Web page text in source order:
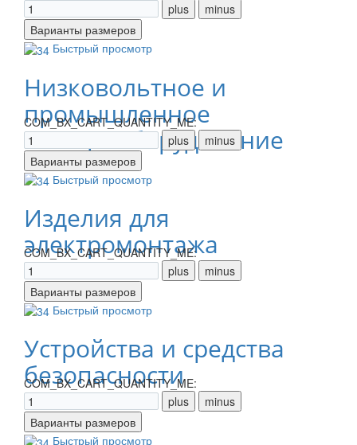
Быстрый просмотр
Низковольтное и
промышленное
электрооборудование
COM_BX_CART_QUANTITY_ME:
Быстрый просмотр
Изделия для
электромонтажа
COM_BX_CART_QUANTITY_ME:
Быстрый просмотр
Устройства и средства
безопасности
COM_BX_CART_QUANTITY_ME:
Быстрый просмотр